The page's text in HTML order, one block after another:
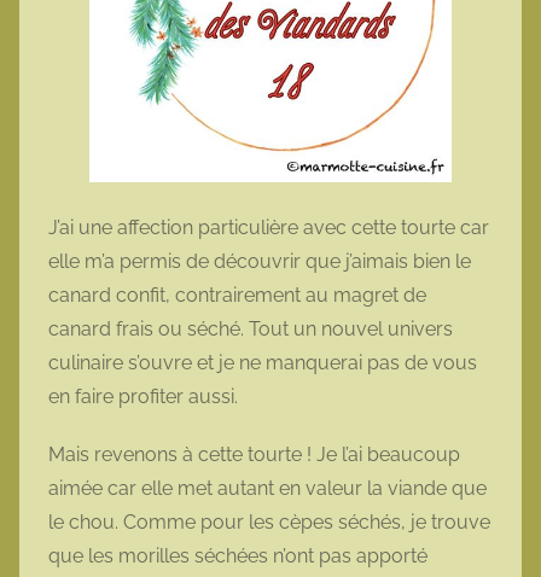
J’ai une affection particulière avec cette tourte car
elle m’a permis de découvrir que j’aimais bien le
canard confit, contrairement au magret de
canard frais ou séché. Tout un nouvel univers
culinaire s’ouvre et je ne manquerai pas de vous
en faire profiter aussi.
Mais revenons à cette tourte ! Je l’ai beaucoup
aimée car elle met autant en valeur la viande que
le chou. Comme pour les cèpes séchés, je trouve
que les morilles séchées n’ont pas apporté